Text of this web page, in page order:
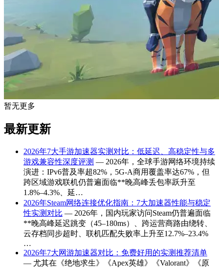
暂无更多
最新更新
2026年7大手游加速器实测对比：低延迟、高稳定性与多
游戏兼容性深度评测 — 2026年，全球手游网络环境持续
演进：IPv6普及率超82%，5G-A商用覆盖率达67%，但
跨区域游戏联机仍普遍面临**晚高峰丢包率跃升至
1.8%–4.3%、延…
2026年Steam网络连接优化指南：7大加速器性能与稳定
性实测对比 — 2026年，国内玩家访问Steam仍普遍面临
**晚高峰延迟跳变（45–180ms）、跨运营商路由绕转、
云存档同步超时、联机匹配失败率上升至12.7%–23.4%
…
2026年7大网游加速器对比：免费好用的实测推荐清单
— 尤其在《绝地求生》《Apex英雄》《Valorant》《原